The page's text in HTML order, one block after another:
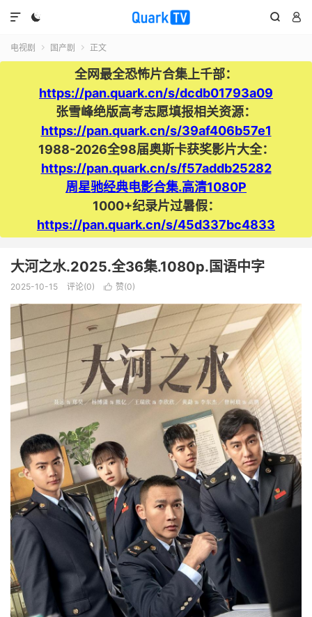
  

电视剧  国产剧  正文
全网最全恐怖片合集上千部：
https://pan.quark.cn/s/dcdb01793a09
张雪峰绝版高考志愿填报相关资源：
https://pan.quark.cn/s/39af406b57e1
1988-2026全98届奥斯卡获奖影片大全：
https://pan.quark.cn/s/f57addb25282
周星驰经典电影合集.高清1080P
1000+纪录片过暑假：
https://pan.quark.cn/s/45d337bc4833
大河之水.2025.全36集.1080p.国语中字
2025-10-15 评论(0)  赞(0)